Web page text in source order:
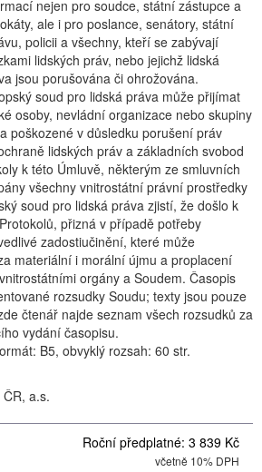
nejen pro soudce, státní zástupce a
ale i pro poslance, senátory, státní
policii a všechny, kteří se zabývají
lidských práv, nebo jejichž lidská
jsou porušována či ohrožována.
soud pro lidská práva může přijímat
osoby, nevládní organizace nebo skupiny
poškozené v důsledku porušení práv
lidských práv a základních svobod
k této Úmluvě, některým ze smluvních
všechny vnitrostátní právní prostředky
soud pro lidská práva zjistí, že došlo k
přizná v případě potřeby
zadostiučinění, které může
materiální i morální újmu a proplacení
orgány a Soudem. Časopis
rozsudky Soudu; texty jsou pouze
čtenář najde seznam všech rozsudků za
vydání časopisu.
B5, obvyklý rozsah: 60 str.
a.s.
Roční předplatné: 3 839 Kč
včetně 10% DPH